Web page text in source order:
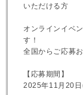
いただける方
オンラインイベ
す！
全国からご応募
【応募期間】
2025年11月20日